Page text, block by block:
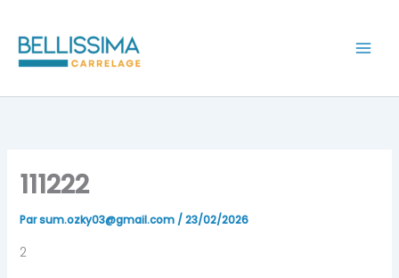
contenu
111222
Parsum.ozky03@gmail.com /23/02/2026
2